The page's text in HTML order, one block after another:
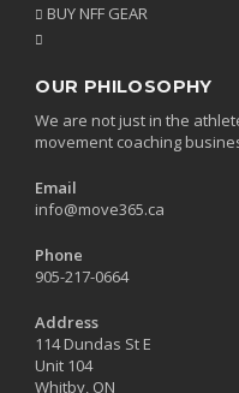
BUY NFF GEAR
OUR PHILOSOPHY
We are not just in the
movement coaching
Email
info@move365.ca
Phone
905-217-0664
Address
114 Dundas St E
Unit 104
Whitby, ON